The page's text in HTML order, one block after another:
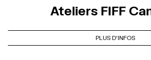
Ateliers FIFF
PLUS D'INFOS